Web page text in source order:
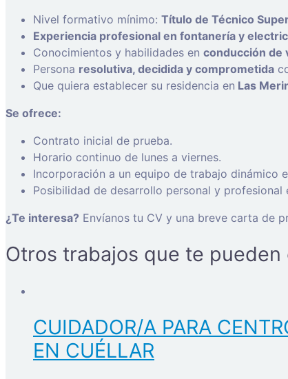
Nivel formativo mínimo: Título de Técnico
Experiencia profesional en fontanería y
Conocimientos y habilidades en conducción de
Persona resolutiva, decidida y comprometida
Que quiera establecer su residencia en Las
Se ofrece:
Contrato inicial de prueba.
Horario continuo de lunes a viernes.
Incorporación a un equipo de trabajo dinámico
Posibilidad de desarrollo personal y profesional
¿Te interesa? Envíanos tu CV y una breve carta de
Otros trabajos que te pueden
CUIDADOR/A PARA
EN CUÉLLAR